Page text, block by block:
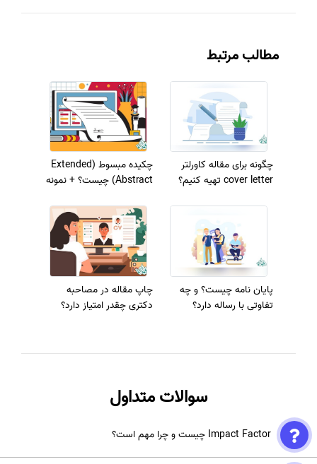
مطالب مرتبط
چگونه برای مقاله کاورلتر
cover letter تهیه کنیم؟
چکیده مبسوط (Extended
Abstract) چیست؟ + نمونه
پایان نامه چیست؟ و چه
تفاوتی با رساله دارد؟
چاپ مقاله در مصاحبه
دکتری چقدر امتیاز دارد؟
سوالات متداول
Impact Factor چیست و چرا مهم است؟